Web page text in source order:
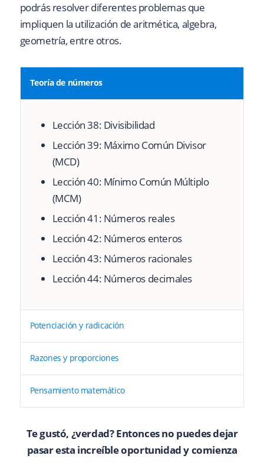
podrás resolver diferentes problemas que
impliquen la utilización de aritmética, algebra,
geometría, entre otros.
Teoría de números
Lección 38: Divisibilidad
Lección 39: Máximo Común Divisor
(MCD)
Lección 40: Mínimo Común Múltiplo
(MCM)
Lección 41: Números reales
Lección 42: Números enteros
Lección 43: Números racionales
Lección 44: Números decimales
Potenciación y radicación
Razones y proporciones
Pensamiento matemático
Te gustó, ¿verdad? Entonces no puedes dejar
pasar esta increíble oportunidad y comienza